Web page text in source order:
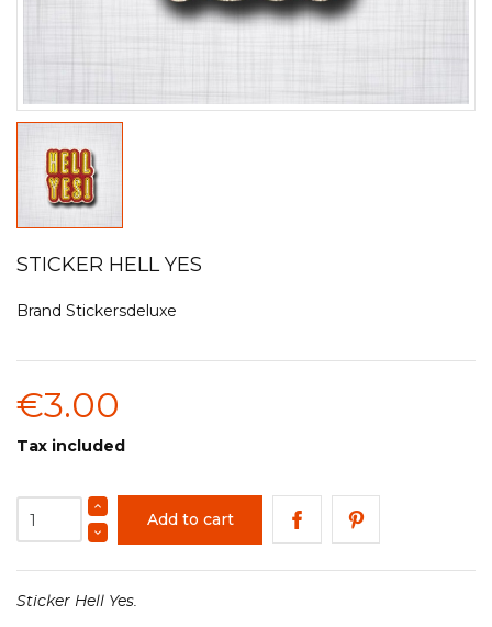
STICKER HELL YES
Brand Stickersdeluxe
€3.00
Tax included
Add to cart
Sticker Hell Yes.